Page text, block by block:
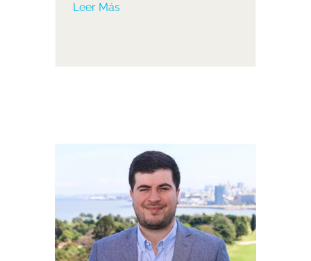
Leer Más